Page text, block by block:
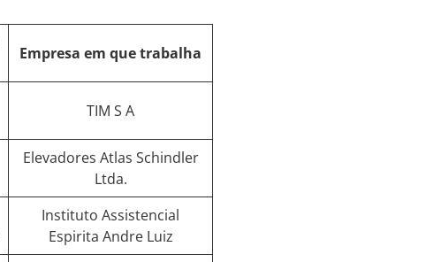
Empresa em que trabalha
TIM S A
Elevadores Atlas Schindler
Ltda.
Instituto Assistencial
Espirita Andre Luiz